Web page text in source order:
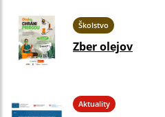
Školstvo
Zber olejov
Aktuality